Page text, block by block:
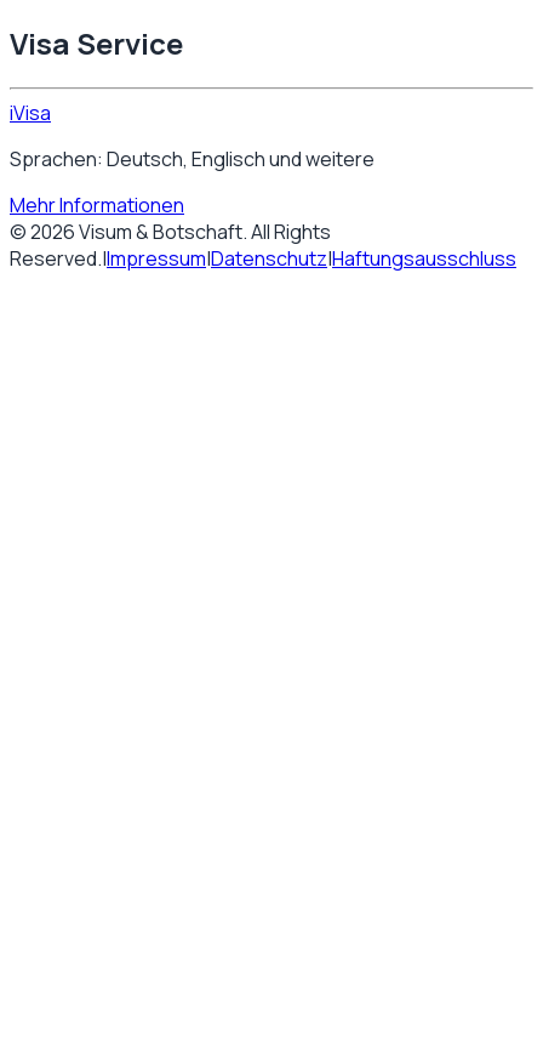
Visa Service
iVisa
Sprachen: Deutsch, Englisch und weitere
Mehr Informationen
©2026Visum & Botschaft. All Rights
Reserved.|Impressum|Datenschutz|Haftungsausschluss